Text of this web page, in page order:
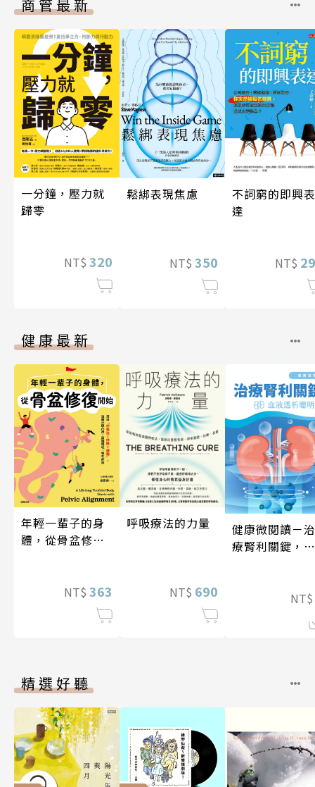
商管最新
一分鐘，壓力就
歸零
NT$ 320
鬆綁表現焦慮
NT$ 350
不詞窮的即興表
達
NT$
健康最新
年輕一輩子的身
體，從骨盆修復
動」，遠離小腹
NT$ 363
呼吸療法的力量
NT$ 690
健康微閱讀－治
療腎利關鍵，血
NT$
精選好聽